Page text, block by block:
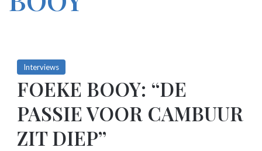
Interviews
FOEKE BOOY: “DE
PASSIE VOOR CAMBUUR
ZIT DIEP”